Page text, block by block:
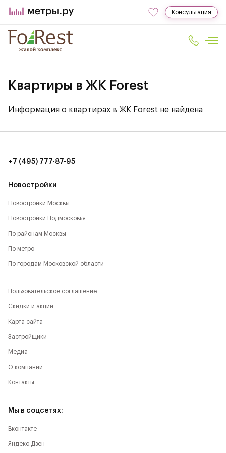
Консультация
Квартиры в ЖК Forest
Информация о квартирах в ЖК Forest не найдена
Новостройки
Новостройки Москвы
Новостройки Подмосковья
По районам Москвы
По метро
По городам Московской области
+7 (495) 777-87-95
Пользовательское соглашение
Скидки и акции
Карта сайта
Застройщики
Медиа
О компании
Контакты
Мы в соцсетях:
Вконтакте
Яндекс.Дзен